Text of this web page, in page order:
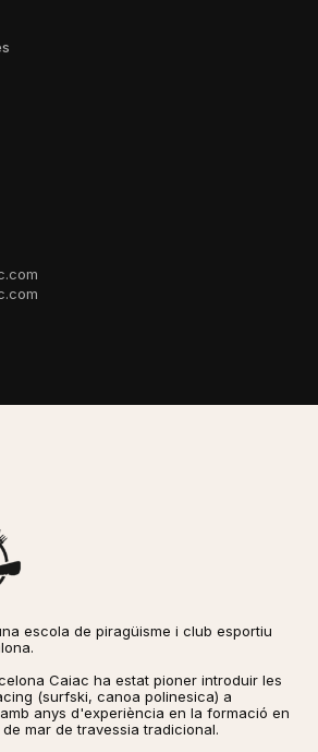
escola de piragüisme i club esportiu
Caiac ha estat pioner introduir les
(surfski, canoa polinesica) a
anys d'experiència en la formació en
mar de travessia tradicional.